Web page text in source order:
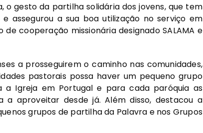
o gesto da partilha solidária dos jovens, que tem
assegurou a sua boa utilização no serviço em
cooperação missionária designado SALAMA e
a prosseguirem o caminho nas comunidades,
pastorais possa haver um pequeno grupo
a Igreja em Portugal e para cada paróquia as
a aproveitar desde já. Além disso, destacou a
grupos de partilha da Palavra e nos Grupos